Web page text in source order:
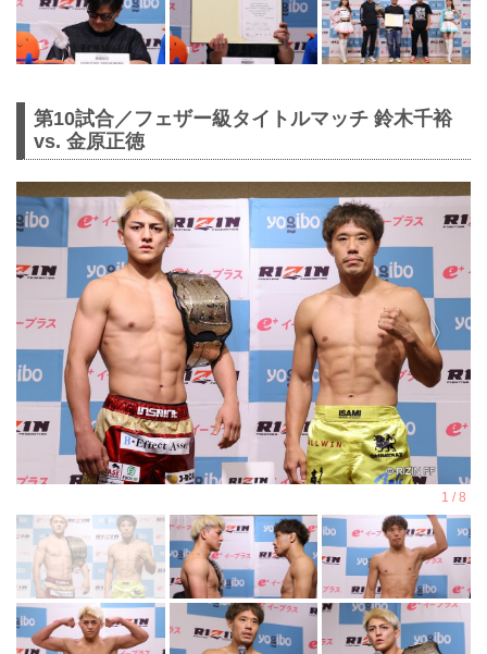
第10試合／フェザー級タイトルマッチ 鈴木千裕
vs. 金原正徳